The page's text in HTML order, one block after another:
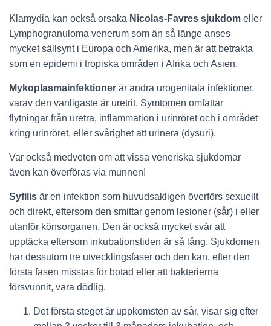
Klamydia kan också orsaka Nicolas-Favres sjukdom eller
Lymphogranuloma venerum som än så länge anses
mycket sällsynt i Europa och Amerika, men är att betrakta
som en epidemi i tropiska områden i Afrika och Asien.
Mykoplasmainfektioner är andra urogenitala infektioner,
varav den vanligaste är uretrit. Symtomen omfattar
flytningar från uretra, inflammation i urinröret och i området
kring urinröret, eller svårighet att urinera (dysuri).
Var också medveten om att vissa veneriska sjukdomar
även kan överföras via munnen!
Syfilis är en infektion som huvudsakligen överförs sexuellt
och direkt, eftersom den smittar genom lesioner (sår) i eller
utanför könsorganen. Den är också mycket svår att
upptäcka eftersom inkubationstiden är så lång. Sjukdomen
har dessutom tre utvecklingsfaser och den kan, efter den
första fasen misstas för botad eller att bakterierna
försvunnit, vara dödlig.
Det första steget är uppkomsten av sår, visar sig efter